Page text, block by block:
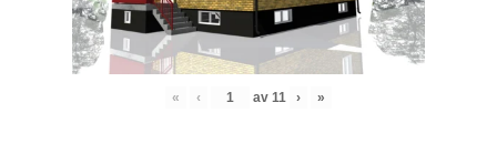
« ‹ av 11 › »